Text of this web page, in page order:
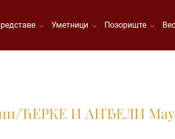
Уметници Позориште
ЋЕРКЕ И АНЂЕЛИ